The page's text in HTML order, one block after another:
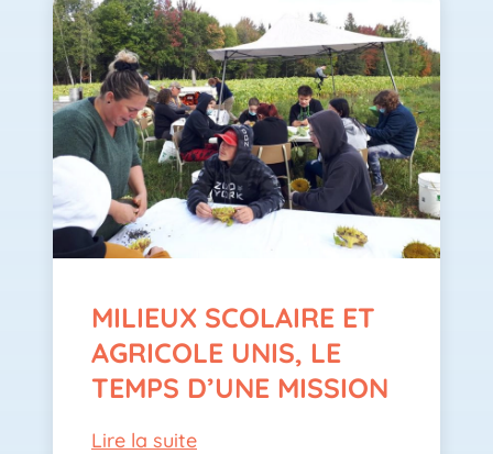
MILIEUX SCOLAIRE ET
AGRICOLE UNIS, LE
TEMPS D’UNE MISSION
Lire la suite